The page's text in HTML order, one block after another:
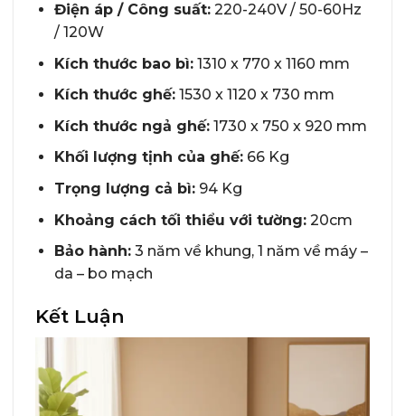
Điện áp / Công suất:220-240V / 50-60Hz
/ 120W
Kích thước bao bì:1310 x 770 x 1160 mm
Kích thước ghế:1530 x 1120 x 730 mm
Kích thước ngả ghế:1730 x 750 x 920 mm
Khối lượng tịnh của ghế:66 Kg
Trọng lượng cả bì:94 Kg
Khoảng cách tối thiểu với tường:20cm
Bảo hành:3 năm về khung, 1 năm về máy –
da – bo mạch
Kết Luận